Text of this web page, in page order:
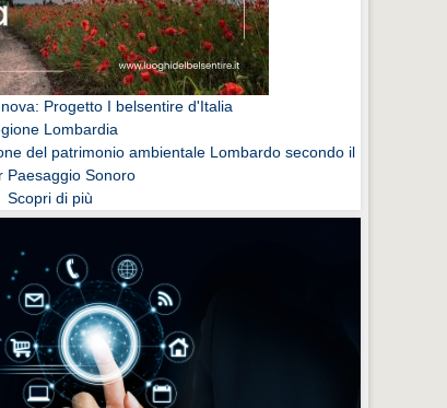
Progetto I belsentire d'Italia
Lombardia
del patrimonio ambientale Lombardo secondo il
Paesaggio Sonoro
Scopri di più